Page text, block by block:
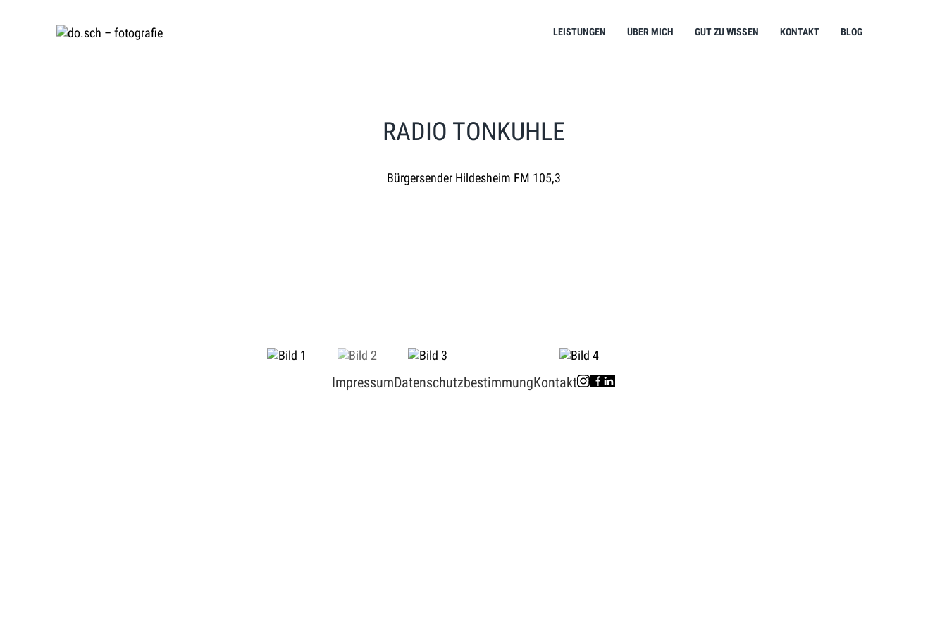
LEISTUNGEN ÜBER MICH GUT ZU WISSEN KONTAKT BLOG
RADIO TONKUHLE
Bürgersender Hildesheim FM 105,3
ImpressumDatenschutz­bestimmungKontakt